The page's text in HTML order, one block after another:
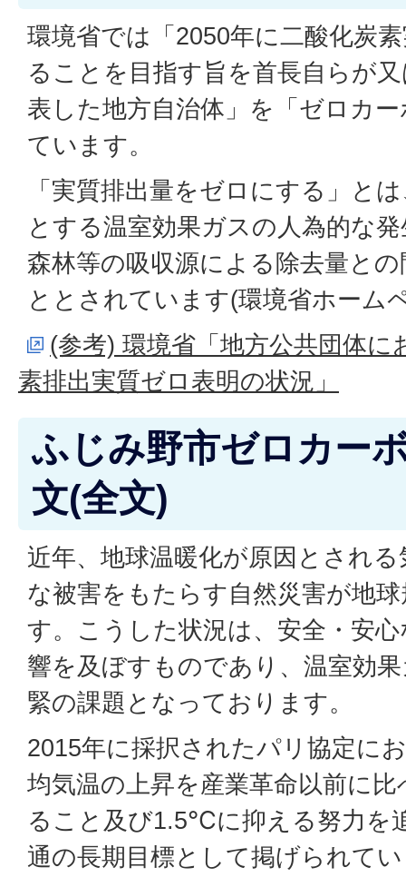
環境省では「2050年に二酸化炭
ることを目指す旨を首長自らが
表した地方自治体」を「ゼロカ
ています。
「実質排出量をゼロにする」と
とする温室効果ガスの人為的な
森林等の吸収源による除去量と
ととされています(環境省ホーム
(参考) 環境省「地方公共団体に
素排出実質ゼロ表明の状況」
ふじみ野市ゼロカー
文(全文)
近年、地球温暖化が原因とされ
な被害をもたらす自然災害が地
す。こうした状況は、安全・安
響を及ぼすものであり、温室効
緊の課題となっております。
2015年に採択されたパリ協定に
均気温の上昇を産業革命以前に
ること及び1.5℃に抑える努力を
通の長期目標として掲げられて